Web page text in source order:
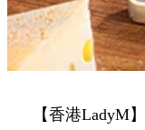
【香港LadyM